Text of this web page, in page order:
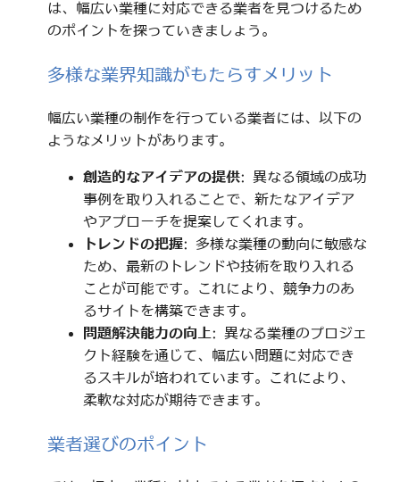
は、幅広い業種に対応できる業者を見つけるため
のポイントを探っていきましょう。
多様な業界知識がもたらすメリット
幅広い業種の制作を行っている業者には、以下の
ようなメリットがあります。
創造的なアイデアの提供: 異なる領域の成功
事例を取り入れることで、新たなアイデア
やアプローチを提案してくれます。
トレンドの把握: 多様な業種の動向に敏感な
ため、最新のトレンドや技術を取り入れる
ことが可能です。これにより、競争力のあ
るサイトを構築できます。
問題解決能力の向上: 異なる業種のプロジェ
クト経験を通じて、幅広い問題に対応でき
るスキルが培われています。これにより、
柔軟な対応が期待できます。
業者選びのポイント